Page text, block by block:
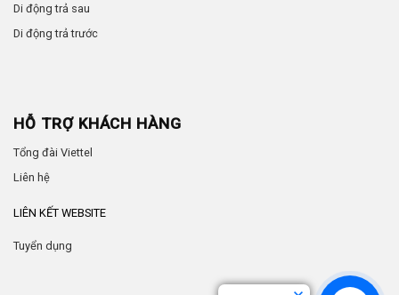
Di động trả sau
Di động trả trước
HỖ TRỢ KHÁCH HÀNG
Tổng đài Viettel
Liên hệ
LIÊN KẾT WEBSITE
Tuyển dụng